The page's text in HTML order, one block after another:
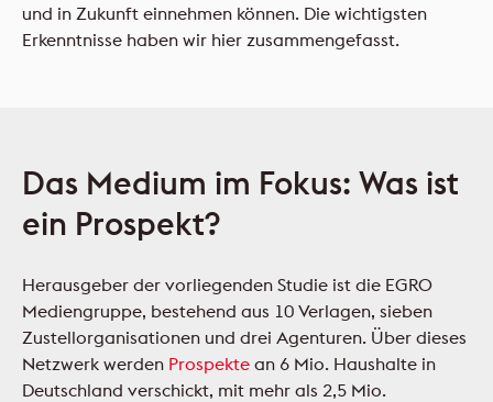
und in Zukunft einnehmen können. Die wichtigsten
Erkenntnisse haben wir hier zusammengefasst.
Das Medium im Fokus: Was ist
ein Prospekt?
Herausgeber der vorliegenden Studie ist die EGRO
Mediengruppe, bestehend aus 10 Verlagen, sieben
Zustellorganisationen und drei Agenturen. Über dieses
Netzwerk werden Prospekte an 6 Mio. Haushalte in
Deutschland verschickt, mit mehr als 2,5 Mio.